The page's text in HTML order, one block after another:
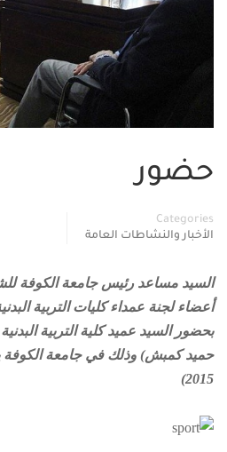
حضور
Categories
الأخبار والنشاطات العامة
السيد مساعد رئيس جامعة الكوفة
أعضاء لجنة عمداء كليات التربية
بحضور السيد عميد كلية التربية
2015)